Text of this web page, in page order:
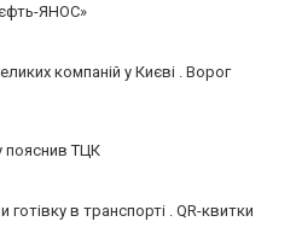
ЯНОС»
компаній у Києві . Ворог
пояснив ТЦК
готівку в транспорті . QR-квитки